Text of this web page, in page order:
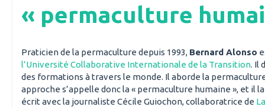
« permaculture
Praticien de la permaculture depuis 1993, Bernard Alonso
l’Université Collaborative Internationale de la Transition. Il
des formations à travers le monde. Il aborde la
approche s’appelle donc la « permaculture humaine », et il
écrit avec la journaliste Cécile Guiochon, collaboratrice de